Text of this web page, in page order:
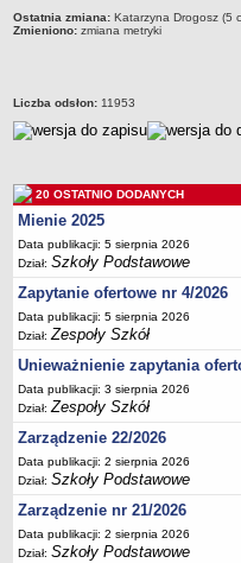
Statut
Ogłoszenie
Zarządzenia
Rejestry, ewidencje, archiwa
Sprawozdania
Deklaracja dostępności
PORADNIE PSYCHOLOGICZNO-
Zespół Poradni
BIURO FINANSÓW OŚWIATY
Dane podstawowe
Statut
Majątek
Godziny dyżurów
Ogłoszenia
Zarządzenia
Rejestry, ewidencje, archiwa
Ostatnia zmiana: Katarzyna Drogosz (5
Zmieniono: zmiana metryki
Liczba odsłon: 11953
20 OSTATNIO DODANYCH
Mienie 2025
Data publikacji: 5 sierpnia 2026
Dział:Szkoły Podstawowe
Zapytanie ofertowe nr 4/2026
Data publikacji: 5 sierpnia 2026
Dział:Zespoły Szkół
Unieważnienie zapytania
Data publikacji: 3 sierpnia 2026
Dział:Zespoły Szkół
Zarządzenie 22/2026
Data publikacji: 2 sierpnia 2026
Dział:Szkoły Podstawowe
Zarządzenie nr 21/2026
Data publikacji: 2 sierpnia 2026
Dział:Szkoły Podstawowe